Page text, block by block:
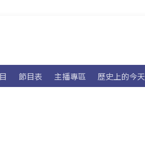
節目表 主播專區 歷史上的今天